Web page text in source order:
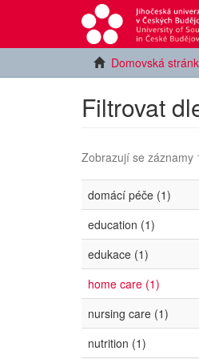
Domovská
Filtrovat
Zobrazují se záznamy
domácí péče (1)
education (1)
edukace (1)
home care (1)
nursing care (1)
nutrition (1)